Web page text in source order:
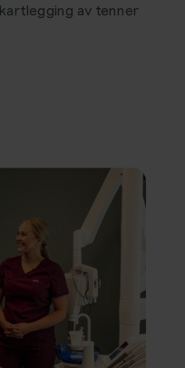
av tenner